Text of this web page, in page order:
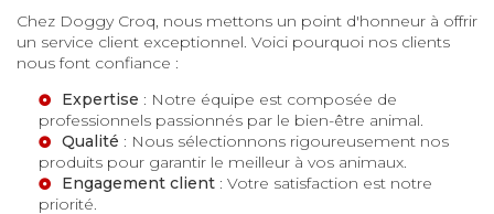
Chez Doggy Croq, nous mettons un point d'honneur à offrir
un service client exceptionnel. Voici pourquoi nos clients
nous font confiance :
Expertise : Notre équipe est composée de
professionnels passionnés par le bien-être animal.
Qualité : Nous sélectionnons rigoureusement nos
produits pour garantir le meilleur à vos animaux.
Engagement client : Votre satisfaction est notre
priorité.